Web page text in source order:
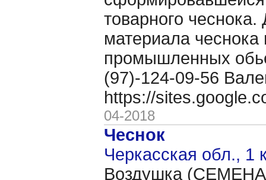
товарного чеснока.
материала
промышленных
(97)-124-09-56
https://
04-2018
Чеснок
Черкасская обл., 1
Воздушка (CЕМЕНА